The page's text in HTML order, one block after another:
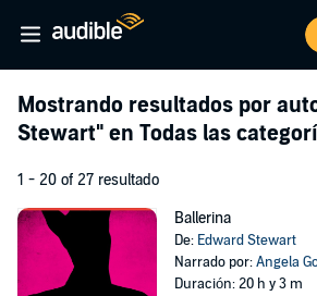
Mostrando resultados por
Stewart" en Todas las
1 - 20 of 27 resultado
Ballerina
De: Edward Stewart
Narrado por:Angela
Duración: 20 h y 3 m